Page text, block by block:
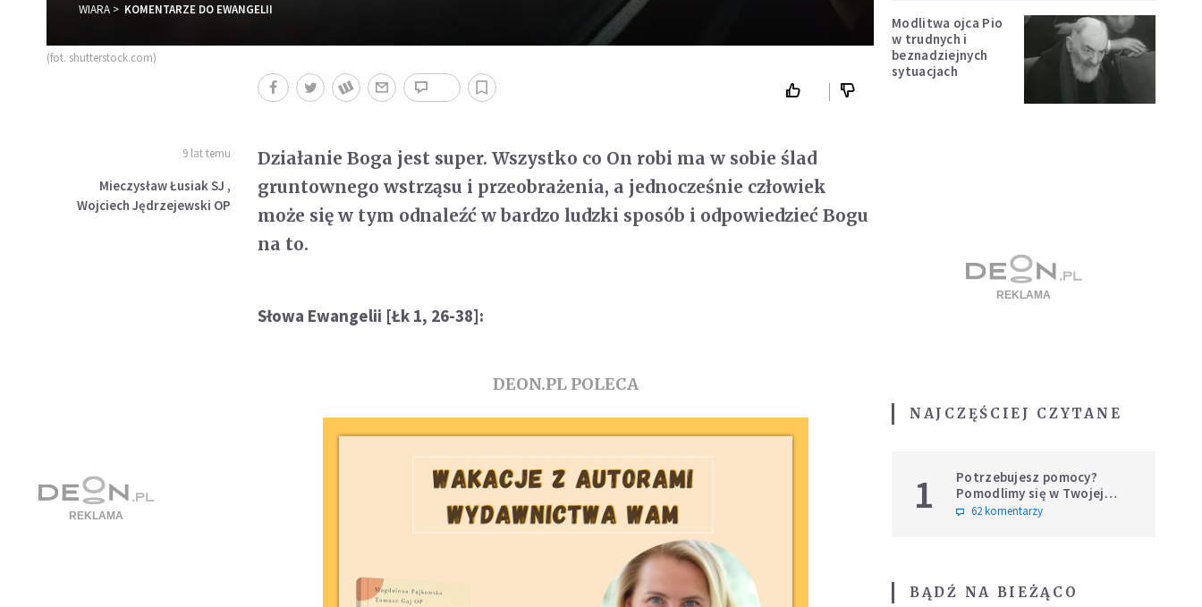
WIARA KOMENTARZE DO EWANGELII
(fot. shutterstock.com)
9 lat temu
Mieczysław Łusiak SJ ,
Wojciech Jędrzejewski OP
Działanie Boga jest super. Wszystko co On robi ma w sobie ślad
gruntownego wstrząsu i przeobrażenia, a jednocześnie człowiek
może się w tym odnaleźć w bardzo ludzki sposób i odpowiedzieć Bogu
na to.
Słowa Ewangelii [Łk 1, 26-38]:
DEON.PL POLECA
Modlitwa ojca Pio
w trudnych i
beznadziejnych
sytuacjach
NAJCZĘŚCIEJ CZYTANE
1
Potrzebujesz pomocy?
Pomodlimy się w Twojej
intencji
62 komentarzy
BĄDŹ NA BIEŻĄCO